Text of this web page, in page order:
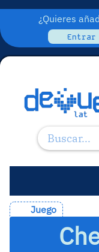
¿Quieres
Entrar
Juego